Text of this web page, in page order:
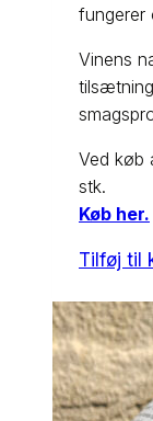
fungerer
Vinens
Ved køb
stk.
Køb her.
Tilføj til